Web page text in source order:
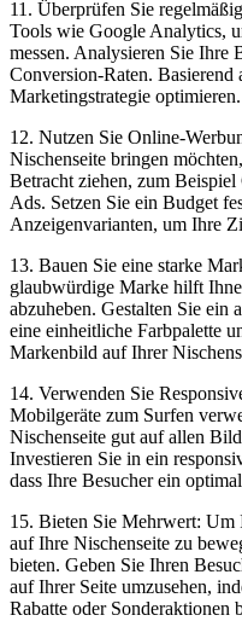
11. Überprüfen Sie
Tools⁤ wie Google‍ Analytics,
messen.​ Analysieren Sie Ihre
Conversion-Raten. Basierend
Marketingstrategie optimieren.
12.⁣ Nutzen ⁤Sie Online-
Nischenseite ⁢bringen
Betracht ⁤ziehen,‌ zum
Ads.⁤ Setzen ​Sie ein Budget
Anzeigenvarianten,‍ um Ihre
13. Bauen Sie ‍eine starke‍
glaubwürdige Marke hilft
abzuheben. Gestalten Sie ein
eine einheitliche Farbpalette⁤
Markenbild auf Ihrer
14. ‍Verwenden⁣ Sie
Mobilgeräte zum Surfen
Nischenseite gut ‍auf allen
Investieren Sie in ein
‍dass Ihre⁢ Besucher ein
15. ⁣Bieten⁣ Sie Mehrwert: Um⁤
auf Ihre⁣ Nischenseite ⁣zu⁤
bieten. Geben Sie Ihren
⁣auf Ihrer ​Seite umzusehen,‍
Rabatte oder ​Sonderaktionen